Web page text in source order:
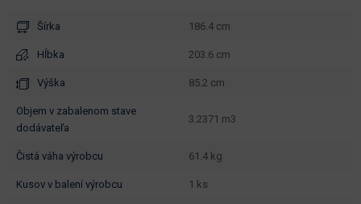
Šírka 186.4 cm
Hĺbka 203.6 cm
Výška 85.2 cm
objem v zabalenom stave
dodávateľa
3.2371 m3
čistá váha výrobcu 61.4 kg
kusov v balení výrobcu 1 ks